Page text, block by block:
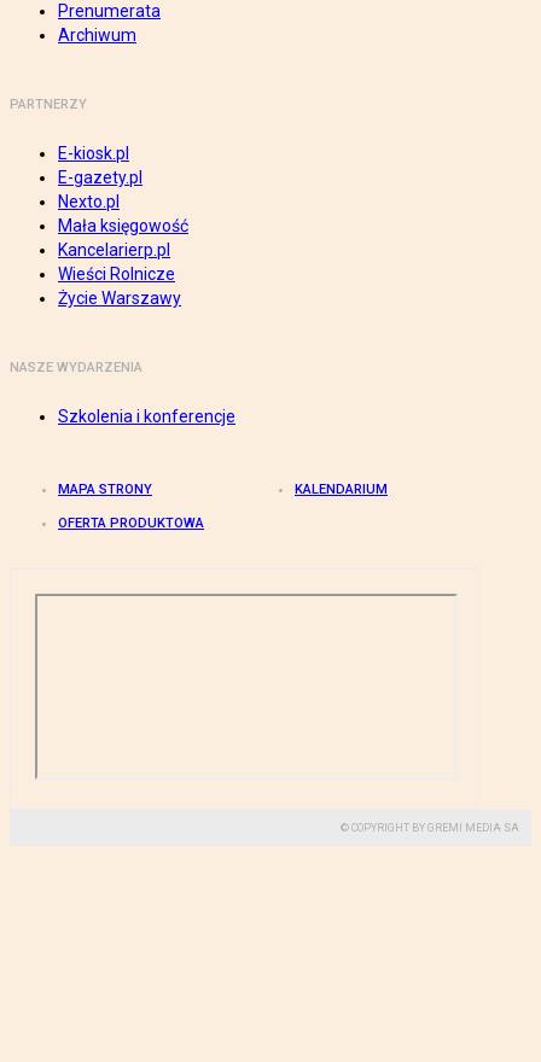
Prenumerata
Archiwum
PARTNERZY
E-kiosk.pl
E-gazety.pl
Nexto.pl
Mała księgowość
Kancelarierp.pl
Wieści Rolnicze
Życie Warszawy
NASZE WYDARZENIA
Szkolenia i konferencje
MAPA STRONY KALENDARIUM
OFERTA PRODUKTOWA
© COPYRIGHT BY GREMI MEDIA SA